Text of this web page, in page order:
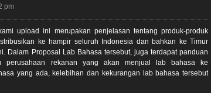
pm
upload ini merupakan penjelasan tentang produk-produk
ke hampir seluruh Indonesia dan bahkan ke Timur
Dalam Proposal Lab Bahasa tersebut, juga terdapat panduan
perusahaan rekanan yang akan menjual lab bahasa ke
yang ada, kelebihan dan kekurangan lab bahasa tersebut